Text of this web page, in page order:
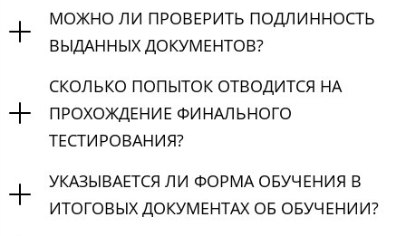
МОЖНО ЛИ ПРОВЕРИТЬ ПОДЛИННОСТЬ
ВЫДАННЫХ ДОКУМЕНТОВ?
СКОЛЬКО ПОПЫТОК ОТВОДИТСЯ НА
ПРОХОЖДЕНИЕ ФИНАЛЬНОГО
ТЕСТИРОВАНИЯ?
УКАЗЫВАЕТСЯ ЛИ ФОРМА ОБУЧЕНИЯ В
ИТОГОВЫХ ДОКУМЕНТАХ ОБ ОБУЧЕНИИ?